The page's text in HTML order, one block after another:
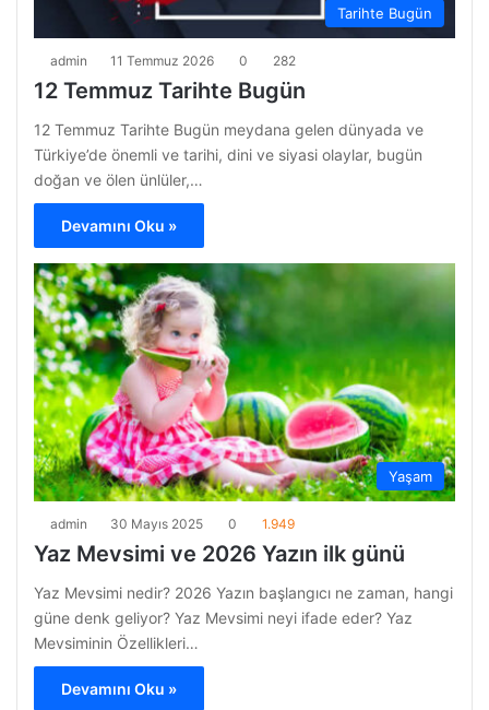
Tarihte Bugün
admin 11 Temmuz 2026 0 282
12 Temmuz Tarihte Bugün
12 Temmuz Tarihte Bugün meydana gelen dünyada ve
Türkiye’de önemli ve tarihi, dini ve siyasi olaylar, bugün
doğan ve ölen ünlüler,…
Devamını Oku »
Yaşam
admin 30 Mayıs 2025 0 1.949
Yaz Mevsimi ve 2026 Yazın ilk günü
Yaz Mevsimi nedir? 2026 Yazın başlangıcı ne zaman, hangi
güne denk geliyor? Yaz Mevsimi neyi ifade eder? Yaz
Mevsiminin Özellikleri…
Devamını Oku »